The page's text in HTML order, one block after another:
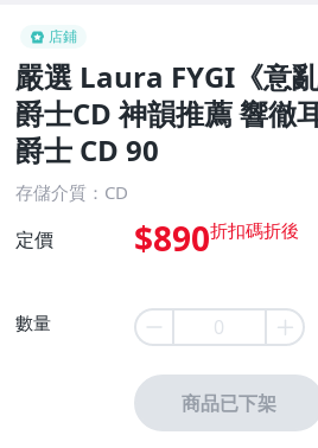
店鋪
嚴選 Laura FYGI《意
爵士CD 神韻推薦 響
爵士 CD 90
存儲介質：CD
定價 $890
數量
商品已下架